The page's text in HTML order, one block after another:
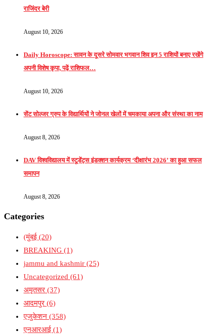
राजिंदर बेरी
August 10, 2026
Daily Horoscope: सावन के दूसरे सोमवार भगवान शिव इन 5 राशियों बनाए रखेंगे
अपनी विशेष कृपा, पढ़ें राशिफल…
August 10, 2026
सेंट सोल्जर ग्रुप के विद्यार्थियों ने जोनल खेलों में चमकाया अपना और संस्था का नाम
August 8, 2026
DAV विश्वविद्यालय में स्टूडेंट्स इंडक्शन कार्यक्रम ‘दीक्षारंभ 2026’ का हुआ सफल
समापन
August 8, 2026
Categories
(मुंबई (20)
BREAKING (1)
jammu and kashmir (25)
Uncategorized (61)
अमृतसर (37)
आदमपुर (6)
एजुकेशन (358)
एनआरआई (1)